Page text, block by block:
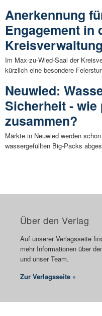
Anerkennung
Engagement in
Im Max-zu-Wied-Saal der
kürzlich eine besondere
Neuwied:
Sicherheit - wie
zusammen?
Märkte in Neuwied werden
wassergefüllten Big-Packs
Über den Verlag
Auf unserer Verlagsseite
mehr Informationen über
und unser Team.
Zur Verlagsseite »